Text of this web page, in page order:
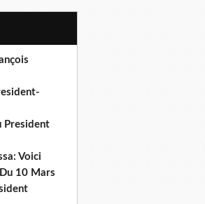
President
Voici
10 Mars